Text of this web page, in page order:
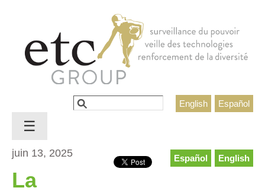
Español
English
Formulaire de recherche
Rechercher
English
Español
juin 13, 2025
La
☰